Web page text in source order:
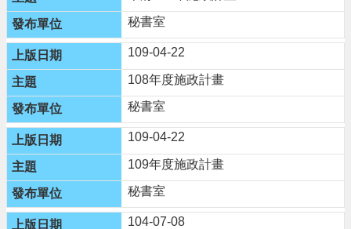
回
首
頁
網
站
導
覽
市
政
信
箱
秘書室
109-04-22
108年度施政計畫
秘書室
109-04-22
109年度施政計畫
秘書室
104-07-08